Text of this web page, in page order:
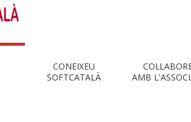
CONEIXEU
SOFTCATALÀ
AMB